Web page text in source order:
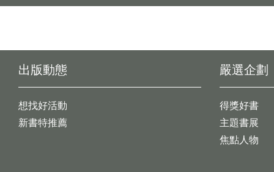
出版動態
想找好活動
新書特推薦
嚴選企劃
得獎好書
主題書展
焦點人物